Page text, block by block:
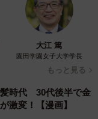
大江 篤
園田学園女子大学学長
もっと見る
時代 30代後半で金
激変！【漫画】